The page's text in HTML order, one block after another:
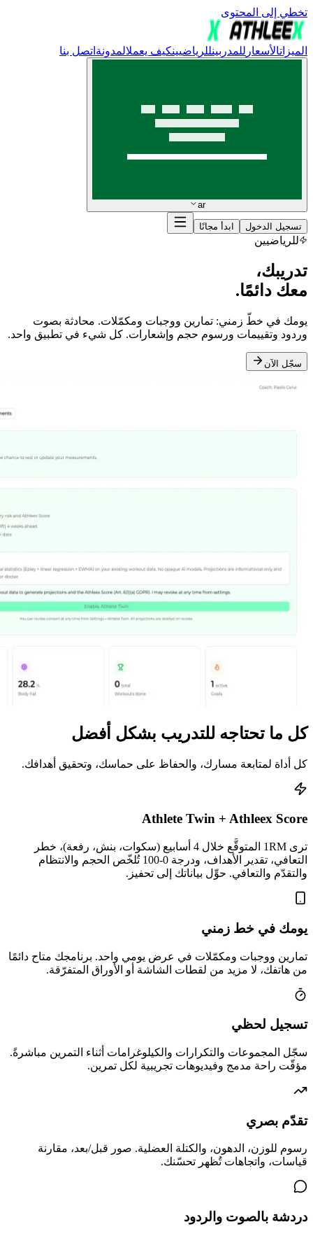
تخطي إلى المحتوى
الميزاتالأسعار للمدربينللرياضيينكيف يعملالمدونة اتصل بنا
ar
تسجيل الدخول ابدأ مجانًا
للرياضيين
تدريبك،
معك دائمًا.
يومك في خطّ زمني: تمارين ووجبات ومكمّلات. محادثة بصوت
وردود وتقييمات ورسوم حجم وإشعارات. كل شيء في تطبيق واحد.
سجّل الآن
كل ما تحتاجه للتدريب بشكل أفضل
كل أداة لمتابعة مسارك، والحفاظ على حماسك، وتحقيق أهدافك.
Athlete Twin + Athleex Score
ترى 1RM المتوقَّع خلال 4 أسابيع (سكوات، بنش، رفعة)، خطر
التعافي، تقدير الأهداف، ودرجة 0-100 تُلخّص الحجم والانتظام
والتقدّم والتعافي. حوِّل بياناتك إلى تحفيز.
يومك في خط زمني
تمارين ووجبات ومكمّلات في عرض يومي واحد. برنامجك متاح دائمًا
من هاتفك، لا مزيد من لقطات الشاشة أو الأوراق المتفرّقة.
تسجيل لحظي
سجّل المجموعات والتكرارات والكيلوغرامات أثناء التمرين مباشرةً.
مؤقّت راحة مدمج وفيديوهات تجريبية لكل تمرين.
تقدّم بصري
رسوم للوزن، الدهون، والكتلة العضلية. صور قبل/بعد، مقارنة
قياسات، واتجاهات تُظهر تحسّنك.
دردشة بالصوت والردود